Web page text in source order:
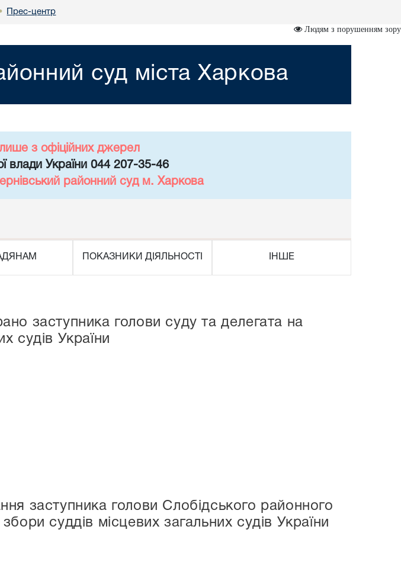
Прес-центр
Людям з порушенням зору
суд міста Харкова
з офіційних джерел
влади України 044 207-35-46
районний суд м. Харкова
ПОКАЗНИКИ ДІЯЛЬНОСТІ ІНШЕ
заступника голови суду та делегата на
судів України
заступника голови Слобідського районного
суддів місцевих загальних судів України